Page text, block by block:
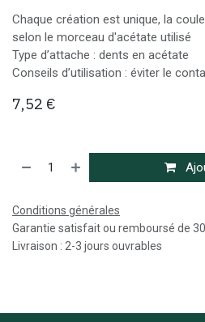
Chaque création est unique, la
selon le morceau d'acétate utilisé
Type d’attache : dents en acétate
Conseils d’utilisation : éviter le
7,52 €
Conditions générales
Garantie satisfait ou remboursé de
Livraison : 2-3 jours ouvrables